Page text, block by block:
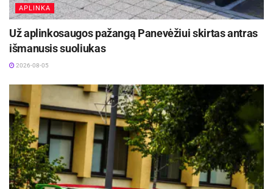
APLINKA
Už aplinkosaugos pažangą Panevėžiui skirtas antras
išmanusis suoliukas
2026-08-05